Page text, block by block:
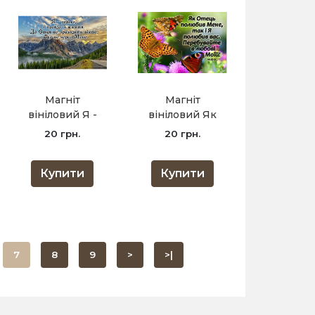
Магніт
вініловий Я -
дорога, і правда,
20 грн.
Купити
Магніт
вініловий Як
Отець полюбив
20 грн.
Купити
7 8 9 > >|